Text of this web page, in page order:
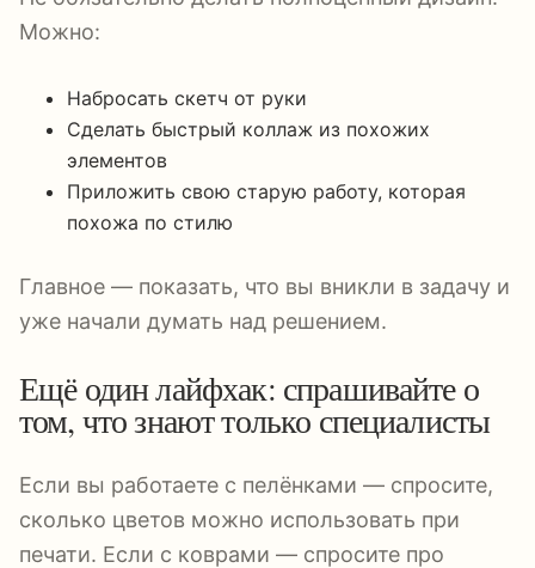
Можно:
Набросать скетч от руки
Сделать быстрый коллаж из похожих
элементов
Приложить свою старую работу, которая
похожа по стилю
Главное — показать, что вы вникли в задачу и
уже начали думать над решением.
Ещё один лайфхак: спрашивайте о
том, что знают только специалисты
Если вы работаете с пелёнками — спросите,
сколько цветов можно использовать при
печати. Если с коврами — спросите про